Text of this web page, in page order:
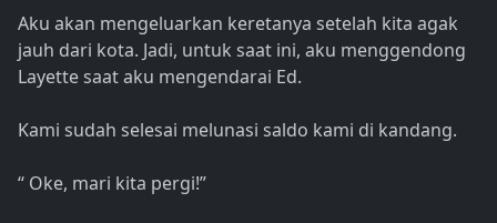
Aku akan mengeluarkan keretanya setelah kita agak
jauh dari kota. Jadi, untuk saat ini, aku menggendong
Layette saat aku mengendarai Ed.
Kami sudah selesai melunasi saldo kami di kandang.
“ Oke, mari kita pergi!”